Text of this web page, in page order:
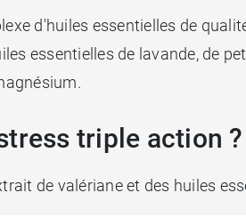
d'huiles essentielles de
essentielles de lavande, de
triple action ?
de valériane et des huiles